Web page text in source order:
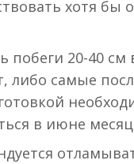
хотя бы
побеги 20-40 см
либо самые
в июне